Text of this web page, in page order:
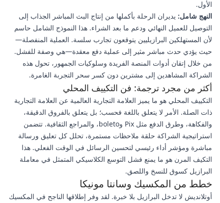
الأول.
النهج شامل: يديران الرحلة بأكملها من إنتاج البث المباشر الجذاب إلى
التوصيل للعميل النهائي ودعم ما بعد الشراء. هذا النموذج الشامل حاسم
لأن المستهلكين البرازيليين يتوقعون تجارب سلسة. العملية المنفصلة—
حيث يؤدي حدث مباشر مثير إلى عملية دفع معقدة—هي وصفة للفشل.
من خلال إتقان أدوات المنصة الفريدة وسلوكيات الجمهور، تحول هذه
الشراكة المشاهدين إلى مشترين دون كسر سحر التجربة الغامرة.
أكثر من مجرد ترجمة: فن التكييف المحلي
التكييف المحلي هو ما يميز العلامة التجارية العالمية عن العلامة التجارية
ذات الصلة. الأمر لا يتعلق باللغة فحسب؛ بل يتعلق بالفروق الدقيقة،
والفكاهة، وطرق الدفع مثل Pix وboleto، والمراجع الثقافية. تتضمن
استراتيجية الشراكة حلقة ملاحظات مستمرة، تحلل كل تعليق ورسالة
مباشرة ومؤشر أداء رئيسي لتحسين الرسائل في الوقت الفعلي. هذا
التكيف المرن هو ما يمنع فشل التوسع الكلاسيكي المتمثل في معاملة
البرازيل كسوق للنسخ واللصق.
خطط من المكسيك وسانتا مونيكا
أوتلانديش لا تدخل البرازيل بلا خبرة. لقد وفر إطلاقها الناجح في المكسيك